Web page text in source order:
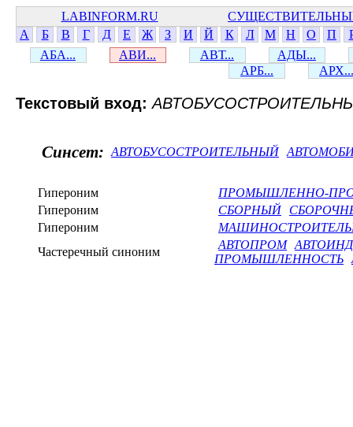
LABINFORM.RU
А
Б В Г Д Е Ж З И Й К Л М Н О П
АБА...
АВИ... АВТ...
АДЫ...
АРБ...
АРХ...
Текстовый вход:
Синсет: АВТОБУСОСТРОИТЕЛЬНЫЙ
Гипероним
ПРОМЫШЛЕННО-
Гипероним
СБОРНЫЙ
Гипероним
Частеречный синоним
АВТОПРОМ
ПРОМЫШЛЕННОСТЬ